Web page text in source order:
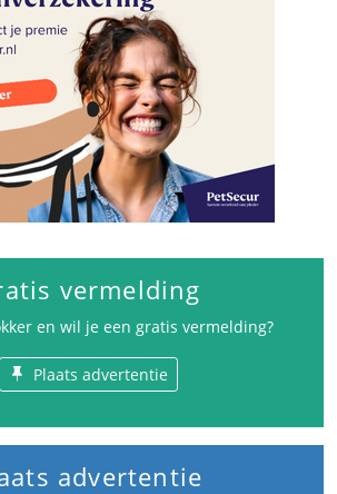
vermelding
en wil je een gratis vermelding?
Plaats advertentie
advertentie